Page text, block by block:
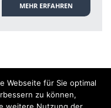
MEHR ERFAHREN
zwischen
ist es von der
Webseite für Sie optimal
zu können,